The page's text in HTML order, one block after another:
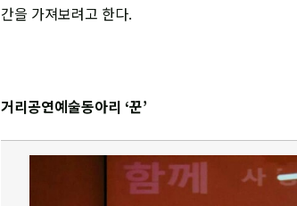
간을 가져보려고 한다.
거리공연예술동아리 ‘꾼’